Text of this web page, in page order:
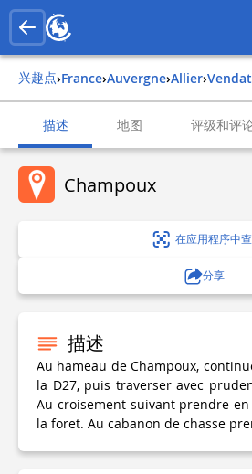
兴趣点› france› auvergne› allier› vendat
描述 地图 评级和评
Champoux
在应用程序中
分享
描述
Au hameau de Champoux,
la D27, puis traverser avec
Au croisement suivant prendre
la foret. Au cabanon de chasse